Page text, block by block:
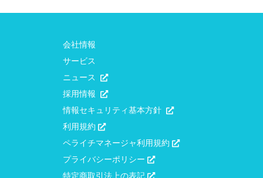
会社情報
サービス
ニュース
採用情報
情報セキュリティ基本方針
利用規約
ペライチマネージャ利用規約
プライバシーポリシー
特定商取引法上の表記